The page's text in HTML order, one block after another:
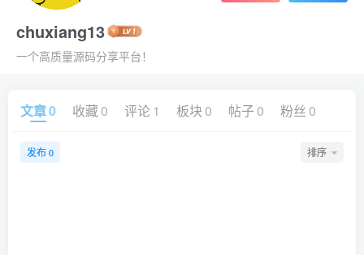
chuxiang13
一个高质量源码分享平台！
文章0 收藏0 评论1 板块 0 帖子0 粉丝 0
发布 0 排序